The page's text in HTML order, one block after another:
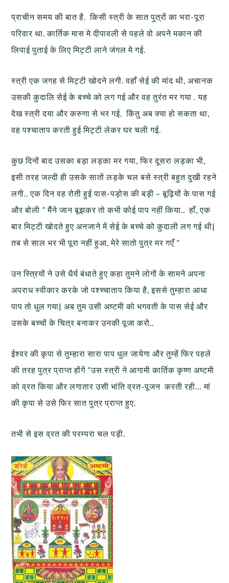
प्राचीन समय की बात है. किसी स्त्री के सात पुत्रों का भरा-पूरा
परिवार था. कार्तिक मास मे दीपावली से पहले वो अपने मकान की
लिपाई पुताई के लिए मिट्टी लाने जंगल मे गई.
स्त्री एक जगह से मिट्टी खोदने लगी. वहाँ सेई की मांद थी, अचानक
उसकी कुदालि सेई के बच्चे को लग गई और वह तुरंत मर गया . यह
देख स्त्री दया और करुणा से भर गई. किंतु अब क्या हो सकता था,
वह पश्चाताप करती हुई मिट्टी लेकर घर चली गई.
कुछ दिनों बाद उसका बड़ा लड़का मर गया, फिर दूसरा लड़का भी,
इसी तरह जल्दी ही उसके सातों लड़के चल बसे स्त्री बहुत दुखी रहने
लगी.. एक दिन वह रोती हुई पास-पड़ोस की बड़ी – बूढ़ियों के पास गई
और बोली ” मैंने जान बूझकर तो कभी कोई पाप नहीं किया.. हाँ, एक
बार मिट्टी खोदते हुए अनजाने में सेई के बच्चे को कुदाली लग गई थी|
तब से साल भर भी पूरा नहीं हुआ, मेरे सातो पुत्र मर गएँ ”
उन स्त्रियों ने उसे धैर्य बंधाते हुए कहा तुमने लोगों के सामने अपना
अपराध स्वीकार करके जो पश्च्चाताप किया है, इससे तुम्हारा आधा
पाप तो धुल गया| अब तुम उसी अष्टमी को भगवती के पास सेई और
उसके बच्चों के चित्र बनाकर उनकी पूजा करो..
ईश्वर की कृपा से तुम्हारा सारा पाप धुल जायेगा और तुम्हें फिर पहले
की तरह पुत्र प्राप्त होंगें ”उस स्त्री ने आगामी कार्तिक कृष्ण अष्टमी
को व्रत किया और लगातार उसी भांति व्रत-पूजन करती रही… मां
की कृपा से उसे फिर सात पुत्र प्राप्त हुए.
तभी से इस व्रत की परम्परा चल पड़ी.